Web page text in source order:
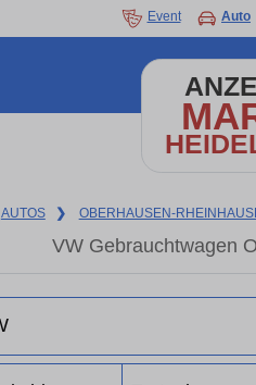
Event Auto
AUTOS ❯ OBERHAUSEN-
VW Gebrauchtwagen